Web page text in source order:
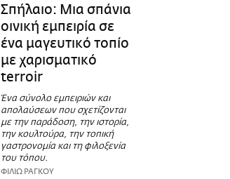
Σπήλαιο: Μια σπάνια
οινική εμπειρία σε
ένα μαγευτικό τοπίο
με χαρισματικό
terroir
Ένα σύνολο εμπειριών και
απολαύσεων που σχετίζονται
με την παράδοση, την ιστορία,
την κουλτούρα, την τοπική
γαστρονομία και τη φιλοξενία
του τόπου.
ΦΙΛΙΩ ΡΑΓΚΟΥ